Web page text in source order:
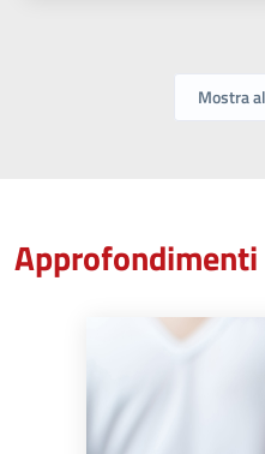
Mostra
Approfondimenti